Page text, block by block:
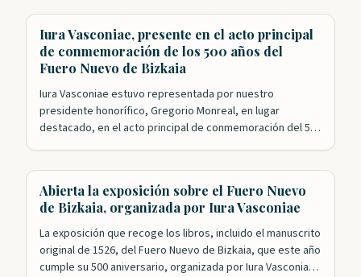
Iura Vasconiae, presente en el acto principal
de conmemoración de los 500 años del
Fuero Nuevo de Bizkaia
Iura Vasconiae estuvo representada por nuestro
presidente honorífico, Gregorio Monreal, en lugar
destacado, en el acto principal de conmemoración del 500
primero de ellos con el exitoso…
Abierta la exposición sobre el Fuero Nuevo
de Bizkaia, organizada por Iura Vasconiae
La exposición que recoge los libros, incluido el manuscrito
original de 1526, del Fuero Nuevo de Bizkaia, que este año
cumple su 500 aniversario, organizada por Iura Vasconiae,